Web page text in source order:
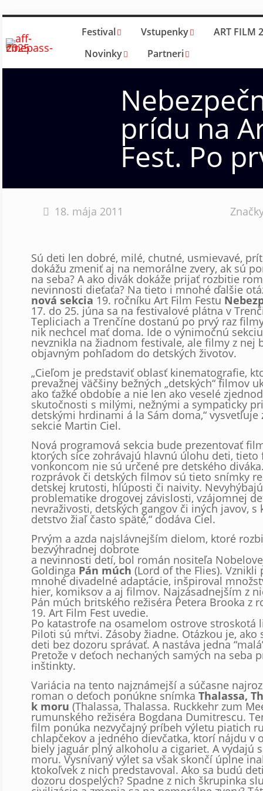
Festival Vstupenky
ART FILM
Novinky
Partneri
prídu na
Fest. Po
18. mája 2011
Sú deti len dobré, milé, chutné, usmievavé,
dokážu zmeniť aj na nemorálne zvery, ak sú
na seba? A ako divák dokáže prijať rozbitie
nevinnosti dieťaťa? Na tieto i mnohé ďalšie
nová sekcia 19. ročníku Art Film Festu
17. do 25. júna sa na festivalové plátna v
Tepliciach a Trenčíne dostanú po prvý raz
nik nechcel mať doma. Ide o výnimočnú
nevznikla na žiadnom festivale, ale filmy z nej
objavným pohľadom do detských životov.
„Cieľom je predstaviť oblasť kinematografie,
prevažnej väčšiny bežných „detských“ filmov
ako ťažké obdobie a nie len ako veselé
skutočnosti s milými, nežnými a sympaticky
detskými hrdinami á la Sám doma,“ vysvetľuje
sekcie Martin Ciel.
Nová programová sekcia bude prezentovať
ktorých síce zohrávajú hlavnú úlohu deti, tieto
vonkoncom nie sú určené pre detského
rozprávok či detských filmov sú tieto snímky
detskej krutosti, hlúposti či naivity.
problematike drogovej závislosti, vzájomnej
nevraživosti, detských gangov či iných javov, s
detstvo žiaľ často späté,“ dodáva Ciel.
Prvým a azda najslávnejším dielom, ktoré
bezvýhradnej dobrote
a nevinnosti detí, bol román nositeľa
Goldinga Pán múch (Lord of the Flies). Vznikli
mnohé divadelné adaptácie, inšpiroval
hier, komiksov a aj filmov. Najzásadnejším z
Pán múch britského režiséra Petera Brooka z
19. Art Film Fest uvedie.
Po katastrofe na osamelom ostrove stroskotá
Piloti sú mŕtvi. Zásoby žiadne. Otázkou je, ako
deti bez dozoru správať. A nastáva jedna
Pretože v deťoch nechaných samých na seba
inštinkty.
Variácia na tento najznámejší a súčasne
roman o deťoch ponúkne snímkaThalassa,
k moru (Thalassa, Thalassa. Ruckkehr zum
rumunského režiséra Bogdana Dumitrescu.
film ponúka nezvyčajný príbeh výletu piatich
chlapčekov a jedného dievčatka, ktorí nájdu v
biely jaguár plný alkoholu a cigariet. A vydajú
moru. Vysnívaný výlet sa však skončí úplne
ktokoľvek z nich predstavoval. Ako sa budú
dozoru dospelých? Spadne z nich škrupinka